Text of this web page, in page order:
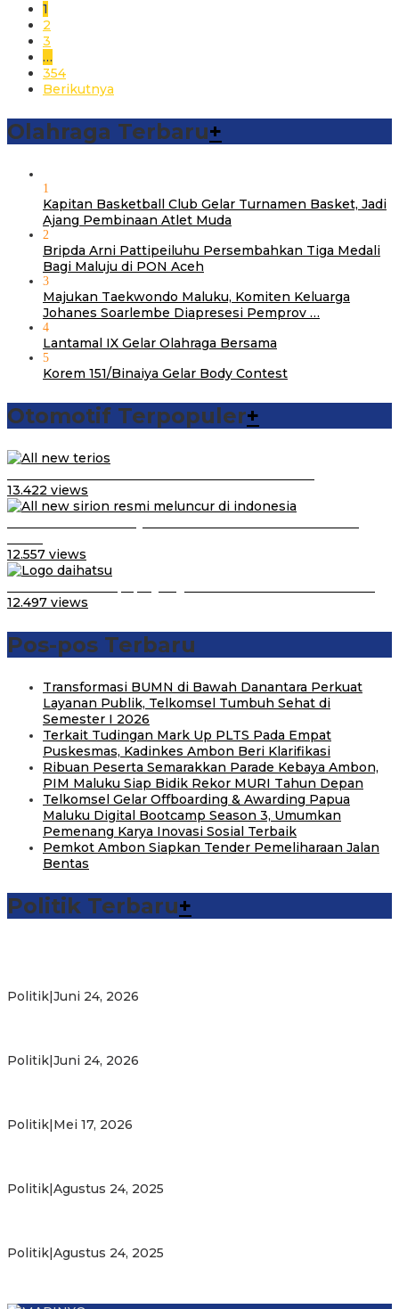
1
2
3
…
354
Berikutnya
Olahraga Terbaru+
1
Kapitan Basketball Club Gelar Turnamen Basket, Jadi
Ajang Pembinaan Atlet Muda
2
Bripda Arni Pattipeiluhu Persembahkan Tiga Medali
Bagi Maluju di PON Aceh
3
Majukan Taekwondo Maluku, Komiten Keluarga
Johanes Soarlembe Diapresesi Pemprov …
4
Lantamal IX Gelar Olahraga Bersama
5
Korem 151/Binaiya Gelar Body Contest
Otomotif Terpopuler+
13.422 views
12.557 views
12.497 views
Pos-pos Terbaru
Transformasi BUMN di Bawah Danantara Perkuat
Layanan Publik, Telkomsel Tumbuh Sehat di
Semester I 2026
Terkait Tudingan Mark Up PLTS Pada Empat
Puskesmas, Kadinkes Ambon Beri Klarifikasi
Ribuan Peserta Semarakkan Parade Kebaya Ambon,
PIM Maluku Siap Bidik Rekor MURI Tahun Depan
Telkomsel Gelar Offboarding & Awarding Papua
Maluku Digital Bootcamp Season 3, Umumkan
Pemenang Karya Inovasi Sosial Terbaik
Pemkot Ambon Siapkan Tender Pemeliharaan Jalan
Bentas
Politik Terbaru+
Politik Juni 24, 2026
Politik Juni 24, 2026
Politik Mei 17, 2026
Politik Agustus 24, 2025
Politik Agustus 24, 2025